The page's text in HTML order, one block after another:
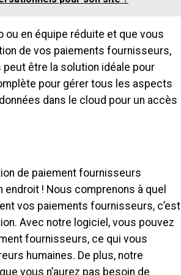
ou en équipe réduite et que vous
de vos paiements fournisseurs,
être la solution idéale pour
pour gérer tous les aspects
dans le cloud pour un accès
de paiement fournisseurs
! Nous comprenons à quel
vos paiements fournisseurs, c’est
Avec notre logiciel, vous pouvez
fournisseurs, ce qui vous
humaines. De plus, notre
vous n’aurez pas besoin de